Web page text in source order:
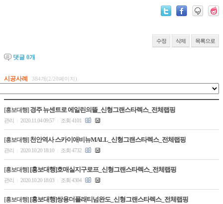
수정 삭제 목록으로
댓글 0개
시공사례 384개(2/20페이지)
[홍보대행] 경주 뉴센트로 에일린의뜰_신형그랜스타렉스_전체랩핑
관리 2020.11.04 09:57 조회 4101
[홍보대행] 천안역사 스카이애비뉴MALL_신형그랜스타렉스_전체랩핑
관리 2020.10.20 18:10 조회 4732
[홍보대행] [홍보대행]호매실지구로프_신형그랜스타렉스_전체랩핑
관리 2020.10.20 18:03 조회 4304
[홍보대행] [홍보대행]쌍용더플래티넘완도_신형그랜스타렉스_전체랩핑